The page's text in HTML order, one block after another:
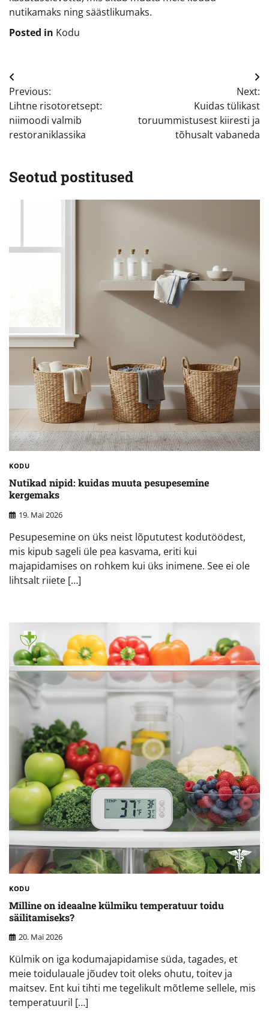
nutikamaks ning säästlikumaks.
Posted in Kodu
Navigeerimine
Previous:
Lihtne risotoretsept:
niimoodi valmib
restoraniklassika
Next:
Kuidas tülikast
toruummistusest kiiresti ja
tõhusalt vabaneda
Seotud postitused
KODU
Nutikad nipid: kuidas muuta pesupesemine
kergemaks
19. Mai 2026
Pesupesemine on üks neist lõpututest kodutöödest,
mis kipub sageli üle pea kasvama, eriti kui
majapidamises on rohkem kui üks inimene. See ei ole
lihtsalt riiete […]
KODU
Milline on ideaalne külmiku temperatuur toidu
säilitamiseks?
20. Mai 2026
Külmik on iga kodumajapidamise süda, tagades, et
meie toidulauale jõudev toit oleks ohutu, toitev ja
maitsev. Ent kui tihti me tegelikult mõtleme sellele, mis
temperatuuril […]